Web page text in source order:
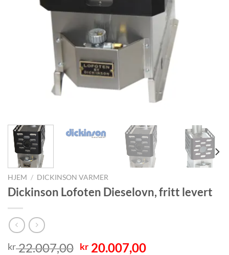
HJEM / DICKINSON VARMER
Dickinson Lofoten Dieselovn, fritt levert
kr22.007,00 Opprinnelig
kr 20.007,00Nåværende